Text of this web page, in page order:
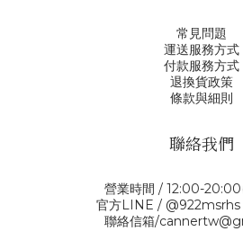
常見問題
運送服務方式
付款服務方式
退換貨政策
條款與細則
聯絡我們
營業時間 / 12:00-
官方LINE / @922msrhs
聯絡信箱/